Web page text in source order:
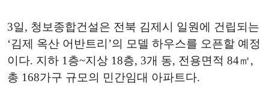
3일, 청보종합건설은 전북 김제시 일원에 건립되는
‘김제 옥산 어반트리’의 모델 하우스를 오픈할 예정
이다. 지하 1층~지상 18층, 3개 동, 전용면적 84㎡,
총 168가구 규모의 민간임대 아파트다.